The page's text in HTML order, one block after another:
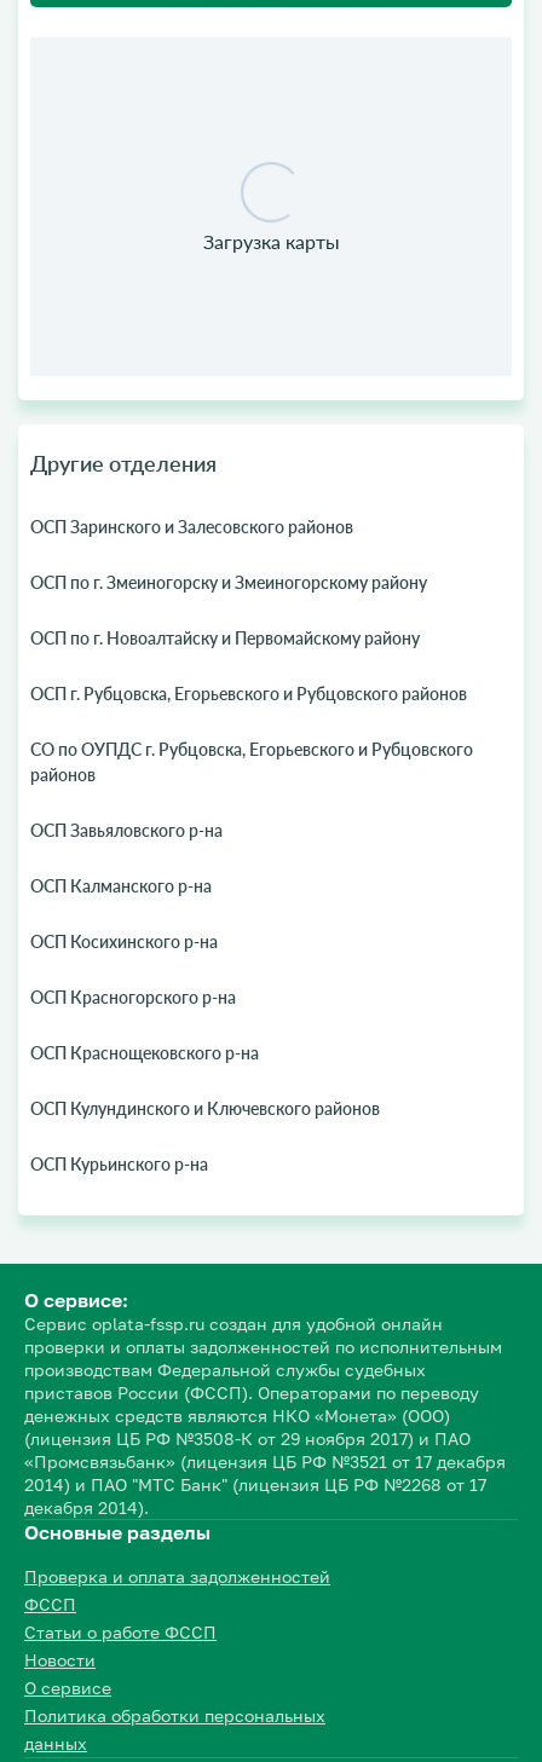
Другие отделения
ОСП Заринского и Залесовского районов
ОСП по г. Змеиногорску и Змеиногорскому району
ОСП по г. Новоалтайску и Первомайскому району
ОСП г. Рубцовска, Егорьевского и Рубцовского районов
СО по ОУПДС г. Рубцовска, Егорьевского и Рубцовского
районов
ОСП Завьяловского р-на
ОСП Калманского р-на
ОСП Косихинского р-на
ОСП Красногорского р-на
ОСП Краснощековского р-на
ОСП Кулундинского и Ключевского районов
ОСП Курьинского р-на
О сервисе:
Сервис oplata-fssp.ru создан для удобной онлайн
проверки и оплаты задолженностей по исполнительным
производствам Федеральной службы судебных
приставов России (ФССП). Операторами по переводу
денежных средств являются НКО «Монета» (ООО)
(лицензия ЦБ РФ №3508-К от 29 ноября 2017) и ПАО
«Промсвязьбанк» (лицензия ЦБ РФ №3521 от 17 декабря
2014) и ПАО "МТС Банк" (лицензия ЦБ РФ №2268 от 17
декабря 2014).
Основные разделы
Проверка и оплата задолженностей
ФССП
Статьи о работе ФССП
Новости
О сервисе
Политика обработки персональных
данных